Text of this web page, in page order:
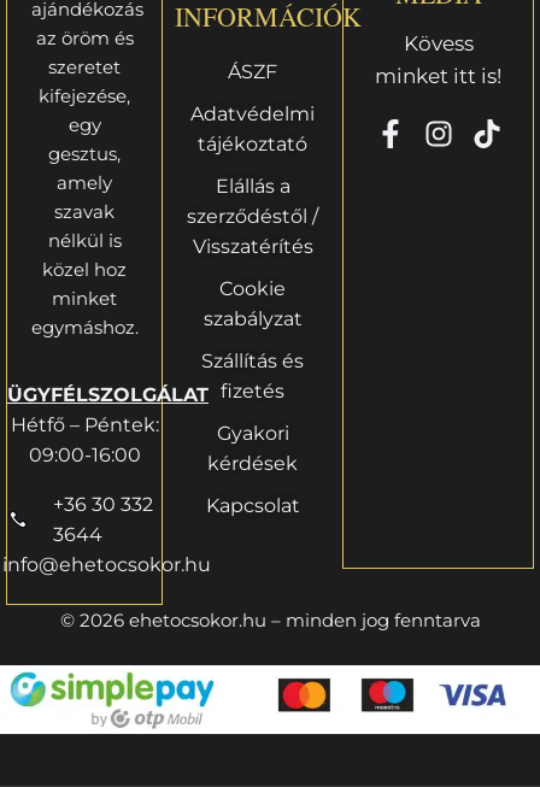
ajándékozás
az öröm és
szeretet
kifejezése,
egy
gesztus,
amely
szavak
nélkül is
közel hoz
minket
egymáshoz.
ÜGYFÉLSZOLGÁLAT
Hétfő – Péntek:
09:00-16:00
+36 30 332
3644
info@ehetocsokor.hu
INFORMÁCIÓK
ÁSZF
Adatvédelmi
tájékoztató
Elállás a
szerződéstől /
Visszatérítés
Cookie
szabályzat
Szállítás és
fizetés
Gyakori
kérdések
Kapcsolat
Kövess
minket itt is!
© 2026 ehetocsokor.hu – minden jog fenntarva